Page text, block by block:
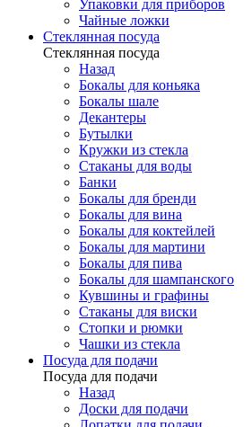
Упаковки для приборов
Чайные ложки
Стеклянная посуда
Стеклянная посуда
Назад
Бокалы для коньяка
Бокалы шале
Декантеры
Бутылки
Кружки из стекла
Стаканы для воды
Банки
Бокалы для бренди
Бокалы для вина
Бокалы для коктейлей
Бокалы для мартини
Бокалы для пива
Бокалы для шампанского
Кувшины и графины
Стаканы для виски
Стопки и рюмки
Чашки из стекла
Посуда для подачи
Посуда для подачи
Назад
Доски для подачи